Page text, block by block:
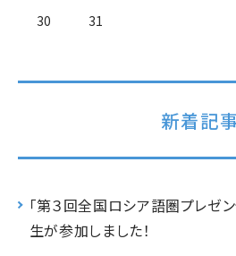
30
31
新着記
「第３回全国ロシア語圏プレゼ
生が参加しました！